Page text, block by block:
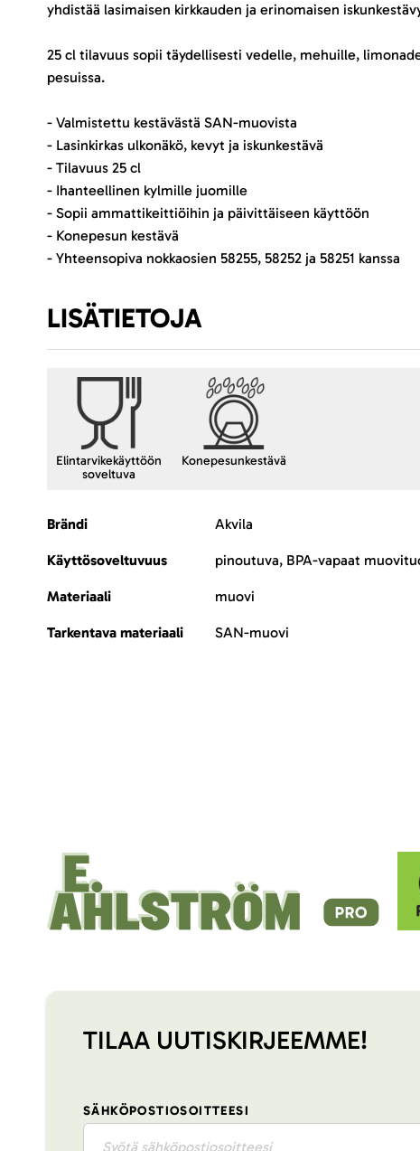
yhdistää lasimaisen kirkkauden ja erinomaisen
25 cl tilavuus sopii täydellisesti vedelle, mehuille,
pesuissa.
- Valmistettu kestävästä SAN-muovista
- Lasinkirkas ulkonäkö, kevyt ja iskunkestävä
- Tilavuus 25 cl
- Ihanteellinen kylmille juomille
- Sopii ammattikeittiöihin ja päivittäiseen käyttöön
- Konepesun kestävä
- Yhteensopiva nokkaosien 58255, 58252 ja 58251 kanssa
LISÄTIETOJA
Elintarvikekäyttöön
soveltuva
Konepesunkestävä
Lisätietoja
Brändi Akvila
Käyttösoveltuvuus pinoutuva, BPA-vapaat
Materiaali muovi
Tarkentava materiaali SAN-muovi
TILAA UUTISKIRJEEMME!
SÄHKÖPOSTIOSOITTEESI